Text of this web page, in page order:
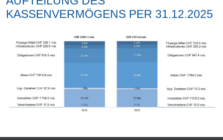
KASSENVERMÖGENS PER 31.12.2025